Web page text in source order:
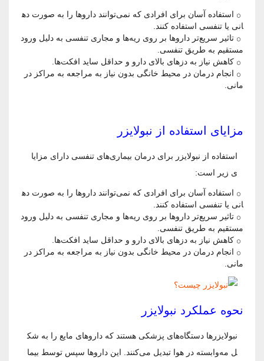
استفاده آسان برای افرادی که نمی‌توانند داروها را به صورت ده
انی یا تنفسی استفاده کنند.
تاثیر سریع‌تر داروها بر روی ریه‌ها و مجاری تنفسی به دلیل ورود
مستقیم به طریق تنفسی.
کاهش نیاز به دزهای بالای دارو و حداقل ساید افکت‌ها.
انجام درمان در محیط خانگی بدون نیاز به مراجعه به مراکز در
مانی.
مزایای استفاده از نبولایزر
استفاده از نبولایزر برای درمان بیماری‌های تنفسی دارای مزایا
ی زیر است:
استفاده آسان برای افرادی که نمی‌توانند داروها را به صورت ده
انی یا تنفسی استفاده کنند.
تاثیر سریع‌تر داروها بر روی ریه‌ها و مجاری تنفسی به دلیل ورود
مستقیم به طریق تنفسی.
کاهش نیاز به دزهای بالای دارو و حداقل ساید افکت‌ها.
انجام درمان در محیط خانگی بدون نیاز به مراجعه به مراکز در
مانی.
نحوه عملکرد نبولایزر
نبولایزرها دستگاه‌های پزشکی هستند که داروهای مایع را به شک
ل مه‌وابسته در هوا تبدیل می‌کنند. این داروها سپس توسط بیما